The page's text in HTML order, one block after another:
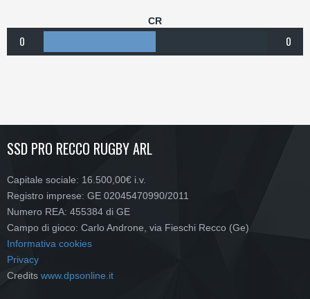
CR
0 0
SSD PRO RECCO RUGBY ARL
Capitale sociale: 16.500,00€ i.v.
Registro imprese: GE 02045470990/2011
Numero REA: 455384 di GE
Campo di gioco: Carlo Androne, via Fieschi Recco (Ge)
Informativa cookies
Privacy
Credits www.dpsonline.it